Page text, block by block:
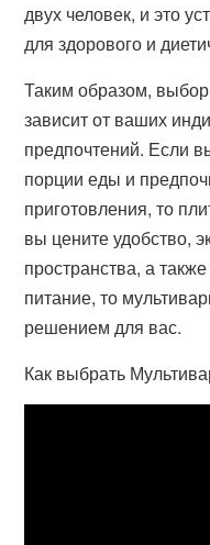
двух человек, и это
для здорового и
Таким образом,
зависит от ваших
предпочтений. Если
порции еды и
приготовления, то
вы цените удобство,
пространства, а
питание, то
решением для вас.
Как выбрать